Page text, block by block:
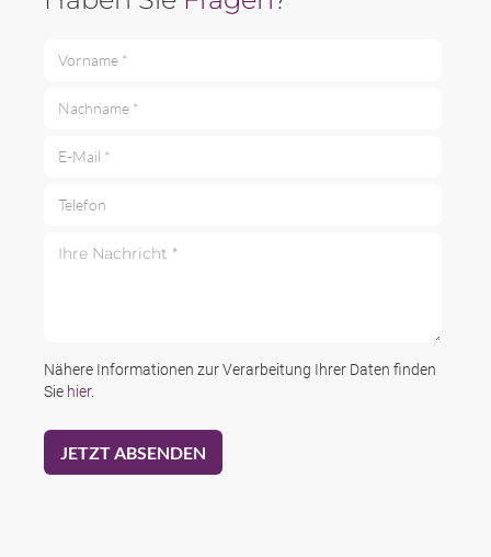
Nähere Informationen zur Verarbeitung Ihrer Daten finden
Sie hier.